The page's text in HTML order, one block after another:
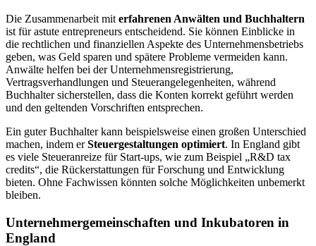
Die Zusammenarbeit mit erfahrenen Anwälten und Buchhaltern
ist für astute entrepreneurs entscheidend. Sie können Einblicke in
die rechtlichen und finanziellen Aspekte des Unternehmensbetriebs
geben, was Geld sparen und spätere Probleme vermeiden kann.
Anwälte helfen bei der Unternehmensregistrierung,
Vertragsverhandlungen und Steuerangelegenheiten, während
Buchhalter sicherstellen, dass die Konten korrekt geführt werden
und den geltenden Vorschriften entsprechen.
Ein guter Buchhalter kann beispielsweise einen großen Unterschied
machen, indem erSteuergestaltungen optimiert. In England gibt
es viele Steueranreize für Start-ups, wie zum Beispiel „R&D tax
credits“, die Rückerstattungen für Forschung und Entwicklung
bieten. Ohne Fachwissen könnten solche Möglichkeiten unbemerkt
bleiben.
Unternehmergemeinschaften und Inkubatoren in
England